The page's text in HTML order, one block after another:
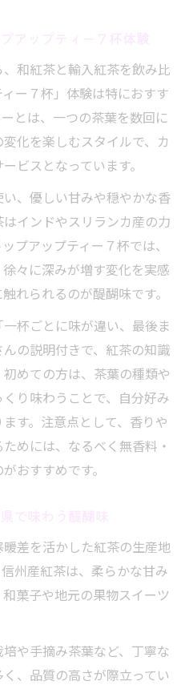
和紅茶と輸入紅茶を飲み比
ー７杯」体験は特におすす
とは、一つの茶葉を数回に
化を楽しむスタイルで、カ
ビスとなっています。
、優しい甘みや穏やかな香
インドやスリランカ産の力
プアップティー７杯では、
々に深みが増す変化を実感
れられるのが醍醐味です。
杯ごとに味が違い、最後ま
の説明付きで、紅茶の知識
めての方は、茶葉の種類や
り味わうことで、自分好み
す。注意点として、香りや
めには、なるべく無香料・
おすすめです。
差を活かした紅茶の生産地
州産紅茶は、柔らかな甘み
菓子や地元の果物スイーツ
や手摘み茶葉など、丁寧な
、品質の高さが際立ってい